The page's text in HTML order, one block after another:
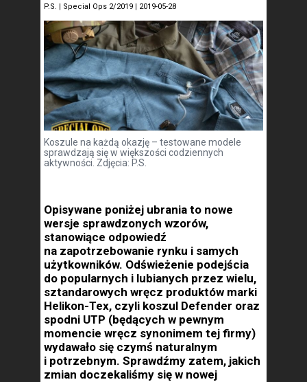
P.S. | Special Ops 2/2019 | 2019-05-28
Koszule na każdą okazję – testowane modele
sprawdzają się w większości codziennych
aktywności. Zdjęcia: P.S.
Opisywane poniżej ubrania to nowe
wersje sprawdzonych wzorów,
stanowiące odpowiedź
na zapotrzebowanie rynku i samych
użytkowników. Odświeżenie podejścia
do popularnych i lubianych przez wielu,
sztandarowych wręcz produktów marki
Helikon-Tex, czyli koszul Defender oraz
spodni UTP (będących w pewnym
momencie wręcz synonimem tej firmy)
wydawało się czymś naturalnym
i potrzebnym. Sprawdźmy zatem, jakich
zmian doczekaliśmy się w nowej